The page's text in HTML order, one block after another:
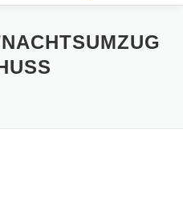
VEREINE TERMINE